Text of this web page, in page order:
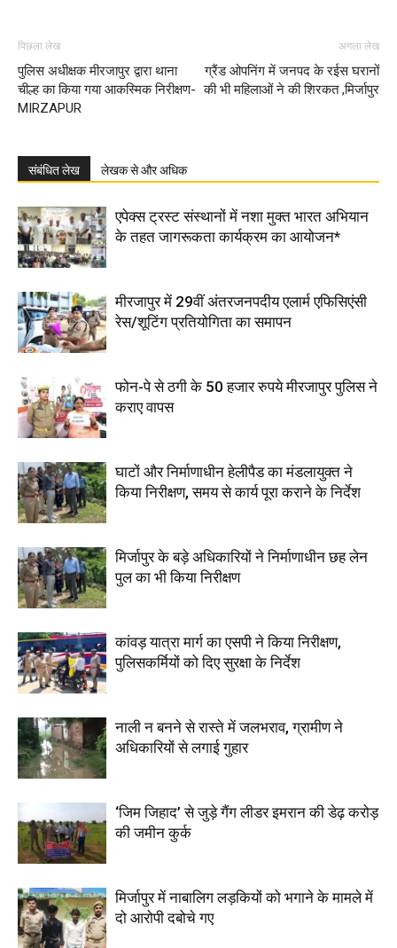
पिछला लेख
पुलिस अधीक्षक मीरजापुर द्वारा थाना
चील्ह का किया गया आकस्मिक निरीक्षण-
MIRZAPUR
अगला लेख
ग्रैंड ओपनिंग में जनपद के रईस घरानों
की भी महिलाओं ने की शिरकत ,मिर्जापुर
संबंधित लेख लेखक से और अधिक
एपेक्स ट्रस्ट संस्थानों में नशा मुक्त भारत अभियान
के तहत जागरूकता कार्यक्रम का आयोजन*
मीरजापुर में 29वीं अंतरजनपदीय एलार्म एफिसिएंसी
रेस/शूटिंग प्रतियोगिता का समापन
फोन-पे से ठगी के 50 हजार रुपये मीरजापुर पुलिस ने
कराए वापस
घाटों और निर्माणाधीन हेलीपैड का मंडलायुक्त ने
किया निरीक्षण, समय से कार्य पूरा कराने के निर्देश
मिर्जापुर के बड़े अधिकारियों ने निर्माणाधीन छह लेन
पुल का भी किया निरीक्षण
कांवड़ यात्रा मार्ग का एसपी ने किया निरीक्षण,
पुलिसकर्मियों को दिए सुरक्षा के निर्देश
नाली न बनने से रास्ते में जलभराव, ग्रामीण ने
अधिकारियों से लगाई गुहार
‘जिम जिहाद’ से जुड़े गैंग लीडर इमरान की डेढ़ करोड़
की जमीन कुर्क
मिर्जापुर में नाबालिग लड़कियों को भगाने के मामले में
दो आरोपी दबोचे गए